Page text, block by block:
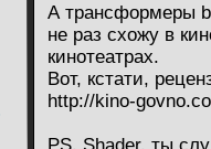
А трансформеры
не раз схожу в
кинотеатрах.
Вот, кстати,
http://kino-